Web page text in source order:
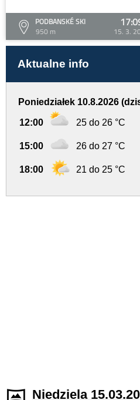
PODBANSKÉ SKI
950 m
15. 3.
Aktualne info
Poniedziałek 10.8.2026
12:00 25 do 26 °C
15:00 26 do 27 °C
18:00 21 do 25 °C
Niedziela